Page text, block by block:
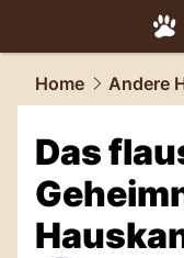
tiere.
Home Andere
Das